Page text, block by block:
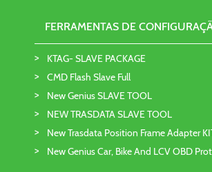
FERRAMENTAS DE
KTAG- SLAVE PACKAGE
CMD Flash Slave Full
New Genius SLAVE TOOL
NEW TRASDATA SLAVE TOOL
New Trasdata Position Frame Adapter
New Genius Car, Bike And LCV OBD